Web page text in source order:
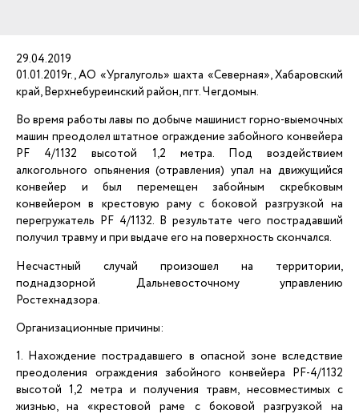
29.04.2019
01.01.2019г., АО «Ургалуголь» шахта «Северная», Хабаровский
край, Верхнебуреинский район, пгт. Чегдомын.
Во время работы лавы по добыче машинист горно-выемочных
машин преодолел штатное ограждение забойного конвейера
PF 4/1132 высотой 1,2 метра. Под воздействием
алкогольного опьянения (отравления) упал на движущийся
конвейер и был перемещен забойным скребковым
конвейером в крестовую раму с боковой разгрузкой на
перегружатель PF 4/1132. В результате чего пострадавший
получил травму и при выдаче его на поверхность скончался.
Несчастный случай произошел на территории,
поднадзорной Дальневосточному управлению
Ростехнадзора.
Организационные причины:
1. Нахождение пострадавшего в опасной зоне вследствие
преодоления ограждения забойного конвейера PF-4/1132
высотой 1,2 метра и получения травм, несовместимых с
жизнью, на «крестовой раме с боковой разгрузкой на